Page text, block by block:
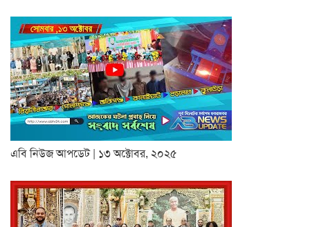
এবি নিউজ আপডেট | ১৩ অক্টোবর, ২০২৫